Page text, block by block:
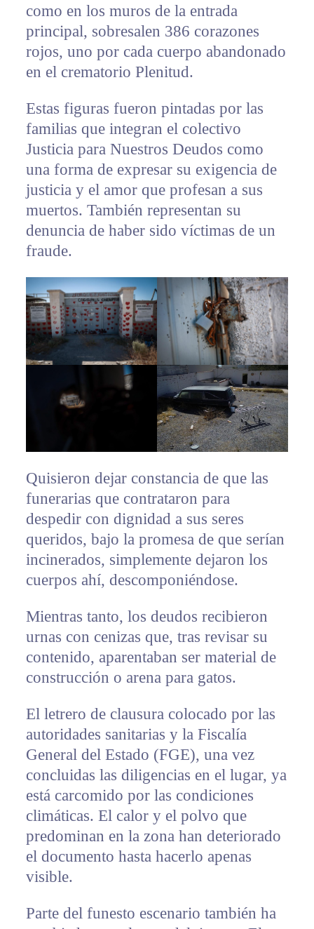
como en los muros de la entrada
principal, sobresalen 386 corazones
rojos, uno por cada cuerpo abandonado
en el crematorio Plenitud.
Estas figuras fueron pintadas por las
familias que integran el colectivo
Justicia para Nuestros Deudos como
una forma de expresar su exigencia de
justicia y el amor que profesan a sus
muertos. También representan su
denuncia de haber sido víctimas de un
fraude.
Quisieron dejar constancia de que las
funerarias que contrataron para
despedir con dignidad a sus seres
queridos, bajo la promesa de que serían
incinerados, simplemente dejaron los
cuerpos ahí, descomponiéndose.
Mientras tanto, los deudos recibieron
urnas con cenizas que, tras revisar su
contenido, aparentaban ser material de
construcción o arena para gatos.
El letrero de clausura colocado por las
autoridades sanitarias y la Fiscalía
General del Estado (FGE), una vez
concluidas las diligencias en el lugar, ya
está carcomido por las condiciones
climáticas. El calor y el polvo que
predominan en la zona han deteriorado
el documento hasta hacerlo apenas
visible.
Parte del funesto escenario también ha